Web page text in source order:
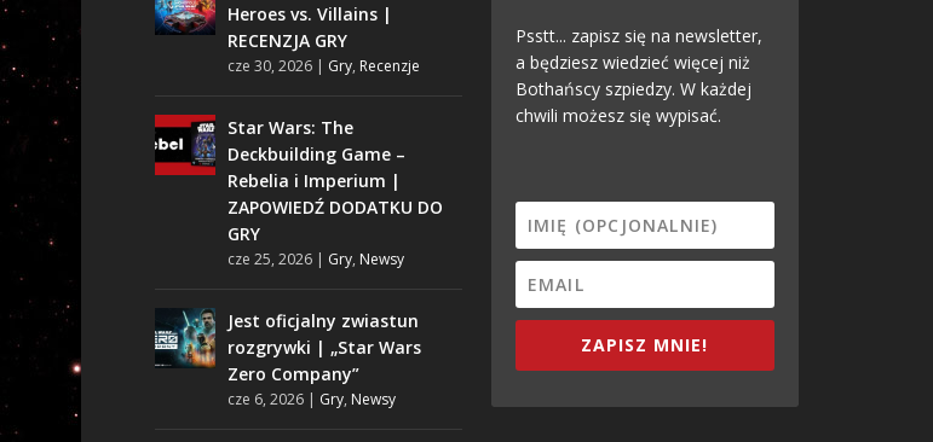
Heroes vs. Villains |
RECENZJA GRY
cze 30, 2026| Gry, Recenzje
Star Wars: The
Deckbuilding Game –
Rebelia i Imperium |
ZAPOWIEDŹ DODATKU DO
GRY
cze 25, 2026| Gry, Newsy
Jest oficjalny zwiastun
rozgrywki | „Star Wars
Zero Company”
cze 6, 2026| Gry, Newsy
Psstt... zapisz się na newsletter,
a będziesz wiedzieć więcej niż
Bothańscy szpiedzy. W każdej
chwili możesz się wypisać.
ZAPISZ MNIE!